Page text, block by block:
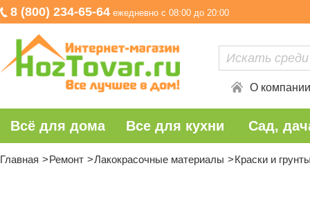
8 (800) 234-65-64 ежедневно с 08:00 до 20:00
О компании
Всё для дома Все для кухни Сад,
Главная Ремонт Лакокрасочные материалы Краски и